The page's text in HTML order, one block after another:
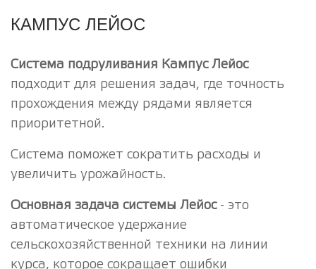
КАМПУС ЛЕЙОС
Система подруливания Кампус Лейос
подходит для решения задач, где точность
прохождения между рядами является
приоритетной.
Система поможет сократить расходы и
увеличить урожайность.
Основная задача системы Лейос- это
автоматическое удержание
сельскохозяйственной техники на линии
курса, которое сокращает ошибки